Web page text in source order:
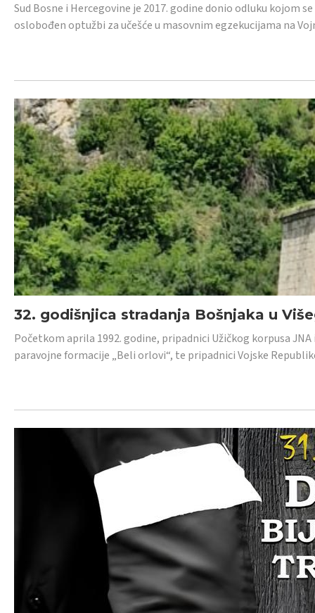
Sud Bosne i Hercegovine je 2017. godine donio odluku kojom
oslobođen optužbi za učešće u masovnim egzekucijama na
32. godišnjica stradanja Bošnjaka u
Početkom aprila 1992. godine, pripadnici Užičkog korpusa
paravojne formacije „Beli orlovi“, te pripadnici Vojske